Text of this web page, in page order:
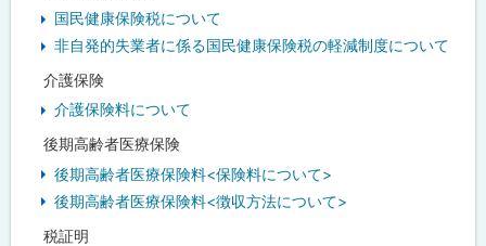
国民健康保険税について
非自発的失業者に係る国民健康保険税の軽減制度について
介護保険
介護保険料について
後期高齢者医療保険
後期高齢者医療保険料<保険料について>
後期高齢者医療保険料<徴収方法について>
税証明